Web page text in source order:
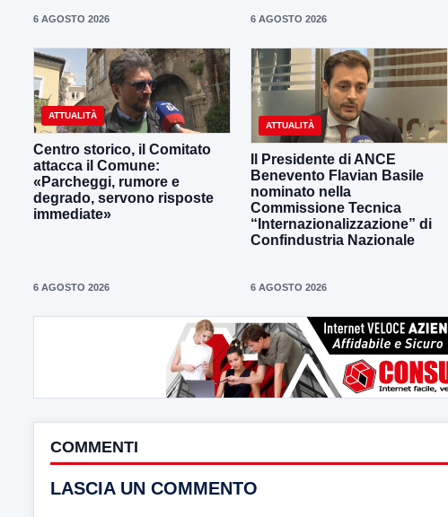
6 AGOSTO 2026 6 AGOSTO 2026
ATTUALITÀ
Centro storico, il Comitato
attacca il Comune:
«Parcheggi, rumore e
degrado, servono risposte
immediate»
6 AGOSTO 2026
ATTUALITÀ
Il Presidente di ANCE
Benevento Flavian Basile
nominato nella
Commissione Tecnica
“Internazionalizzazione” di
Confindustria Nazionale
6 AGOSTO 2026
COMMENTI
LASCIA UN COMMENTO